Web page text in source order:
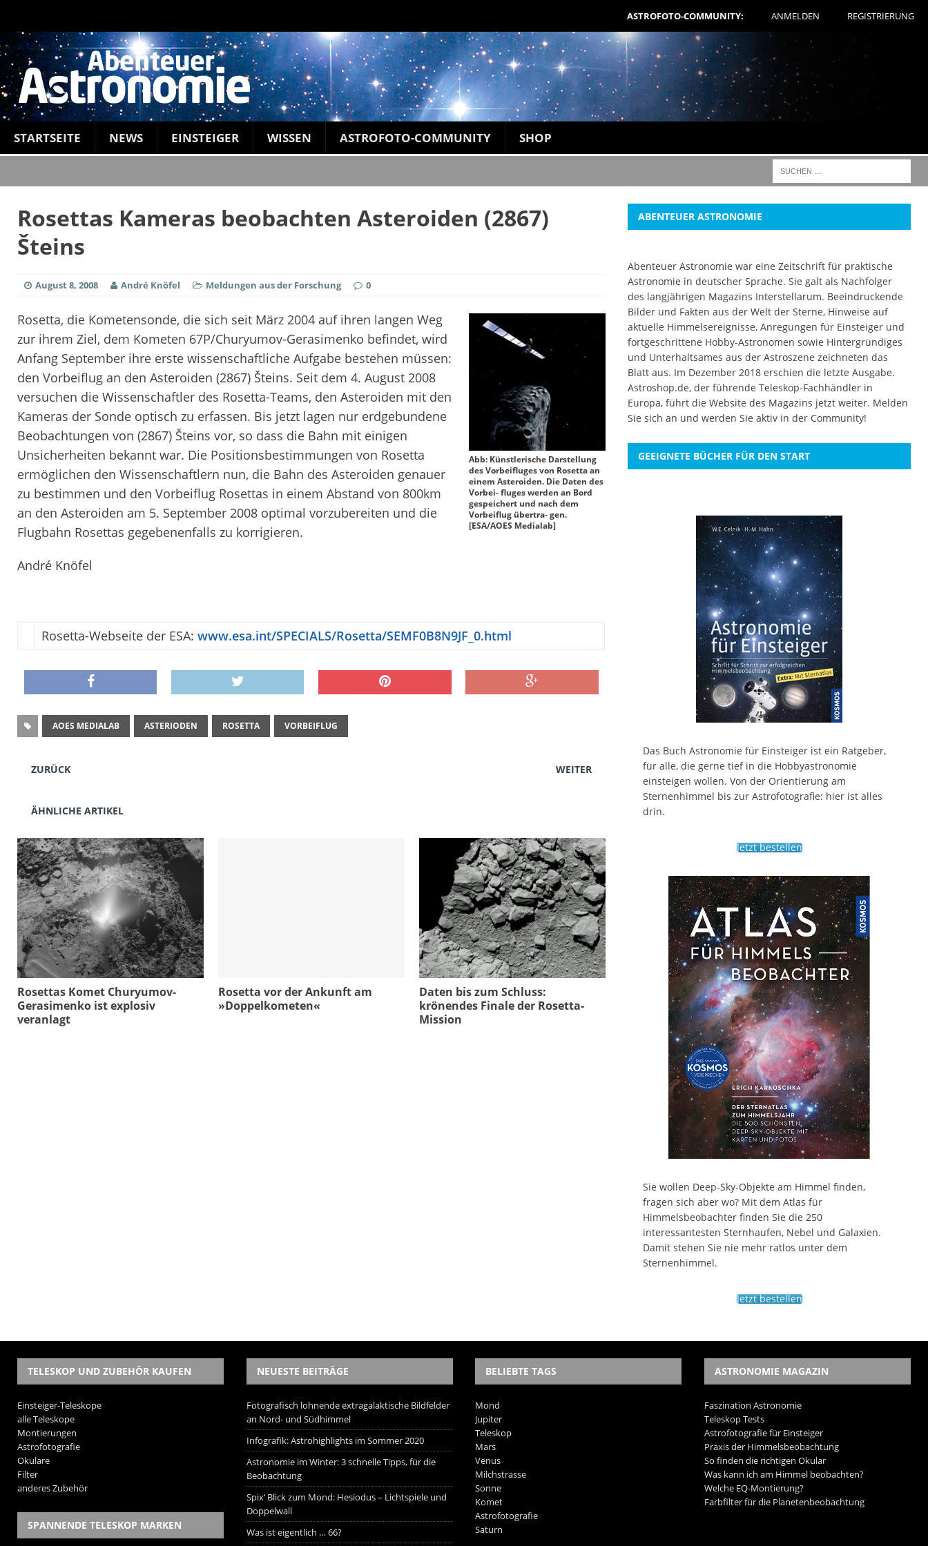
ASTROFOTO-COMMUNITY: ANMELDEN REGISTRIERUNG
STARTSEITE NEWS EINSTEIGER WISSEN ASTROFOTO-COMMUNITY SHOP
Rosettas Kameras beobachten Asteroiden (2867)
Šteins
August 8, 2008 André Knöfel Meldungen aus der Forschung 0
Abb: Künstlerische Darstellung
des Vorbeifluges von Rosetta an
einem Asteroiden. Die Daten des
Vorbei- fluges werden an Bord
gespeichert und nach dem
Vorbeiflug übertra- gen.
[ESA/AOES Medialab]
Rosetta, die Kometensonde, die sich seit März 2004 auf ihren langen Weg
zur ihrem Ziel, dem Kometen 67P/Churyumov-Gerasimenko befindet, wird
Anfang September ihre erste wissenschaftliche Aufgabe bestehen müssen:
den Vorbeiflug an den Asteroiden (2867) Šteins. Seit dem 4. August 2008
versuchen die Wissenschaftler des Rosetta-Teams, den Asteroiden mit den
Kameras der Sonde optisch zu erfassen. Bis jetzt lagen nur erdgebundene
Beobachtungen von (2867) Šteins vor, so dass die Bahn mit einigen
Unsicherheiten bekannt war. Die Positionsbestimmungen von Rosetta
ermöglichen den Wissenschaftlern nun, die Bahn des Asteroiden genauer
zu bestimmen und den Vorbeiflug Rosettas in einem Abstand von 800km
an den Asteroiden am 5. September 2008 optimal vorzubereiten und die
Flugbahn Rosettas gegebenenfalls zu korrigieren.
André Knöfel
Rosetta-Webseite der ESA: www.esa.int/SPECIALS/Rosetta/SEMF0B8N9JF_0.html
AOES MEDIALAB ASTERIODEN ROSETTA VORBEIFLUG
ZURÜCK WEITER
ÄHNLICHE ARTIKEL
Rosettas Komet Churyumov-
Gerasimenko ist explosiv
veranlagt
Rosetta vor der Ankunft am
»Doppelkometen«
Daten bis zum Schluss:
krönendes Finale der Rosetta-
Mission
ABENTEUER ASTRONOMIE
Abenteuer Astronomie war eine Zeitschrift für praktische
Astronomie in deutscher Sprache. Sie galt als Nachfolger
des langjährigen Magazins Interstellarum. Beeindruckende
Bilder und Fakten aus der Welt der Sterne, Hinweise auf
aktuelle Himmelsereignisse, Anregungen für Einsteiger und
fortgeschrittene Hobby-Astronomen sowie Hintergründiges
und Unterhaltsames aus der Astroszene zeichneten das
Blatt aus. Im Dezember 2018 erschien die letzte Ausgabe.
Astroshop.de, der führende Teleskop-Fachhändler in
Europa, führt die Website des Magazins jetzt weiter. Melden
Sie sich an und werden Sie aktiv in der Community!
GEEIGNETE BÜCHER FÜR DEN START
Das Buch Astronomie für Einsteiger ist ein Ratgeber,
für alle, die gerne tief in die Hobbyastronomie
einsteigen wollen. Von der Orientierung am
Sternenhimmel bis zur Astrofotografie: hier ist alles
drin.
Jetzt bestellen
Sie wollen Deep-Sky-Objekte am Himmel finden,
fragen sich aber wo? Mit dem Atlas für
Himmelsbeobachter finden Sie die 250
interessantesten Sternhaufen, Nebel und Galaxien.
Damit stehen Sie nie mehr ratlos unter dem
Sternenhimmel.
Jetzt bestellen
TELESKOP UND ZUBEHÖR KAUFEN
Einsteiger-Teleskope
alle Teleskope
Montierungen
Astrofotografie
Okulare
Filter
anderes Zubehör
SPANNENDE TELESKOP MARKEN
NEUESTE BEITRÄGE
Fotografisch lohnende extragalaktische Bildfelder
an Nord- und Südhimmel
Infografik: Astrohighlights im Sommer 2020
Astronomie im Winter: 3 schnelle Tipps, für die
Beobachtung
Spix‘ Blick zum Mond: Hesiodus – Lichtspiele und
Doppelwall
Was ist eigentlich … 66?
BELIEBTE TAGS
Mond
Jupiter
Teleskop
Mars
Venus
Milchstrasse
Sonne
Komet
Astrofotografie
Saturn
ASTRONOMIE MAGAZIN
Faszination Astronomie
Teleskop Tests
Astrofotografie für Einsteiger
Praxis der Himmelsbeobachtung
So finden die richtigen Okular
Was kann ich am Himmel beobachten?
Welche EQ-Montierung?
Farbfilter für die Planetenbeobachtung